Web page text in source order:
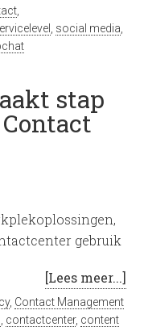
social media
stap
gebruik
[Lees meer...]
, Contact Management
contactcenter, content